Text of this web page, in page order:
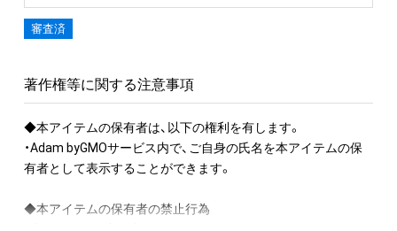
審査済
著作権等に関する注意事項
◆本アイテムの保有者は、以下の権利を有します。
・Adam byGMOサービス内で、ご自身の氏名を本アイテムの保
有者として表示することができます。
◆本アイテムの保有者の禁止行為